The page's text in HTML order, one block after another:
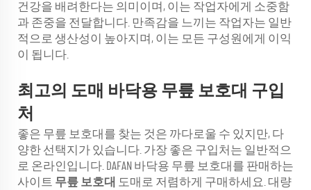
건강을 배려한다는 의미이며, 이는 작업자에게 소중함
과 존중을 전달합니다. 만족감을 느끼는 작업자는 일반
적으로 생산성이 높아지며, 이는 모든 구성원에게 이익
이 됩니다.
최고의 도매 바닥용 무릎 보호대 구입
처
좋은 무릎 보호대를 찾는 것은 까다로울 수 있지만, 다
양한 선택지가 있습니다. 가장 좋은 구입처는 일반적으
로 온라인입니다. DAFAN 바닥용 무릎 보호대를 판매하는
사이트 무릎 보호대 도매로 저렴하게 구매하세요. 대량